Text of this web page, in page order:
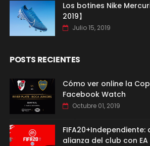
Los botines Nike
2019】
Julio 15, 2019
POSTS RECIENTES
Cómo ver online la
Facebook Watch
Octubre 01, 2019
FIFA20+Independiente:
alianza del club con